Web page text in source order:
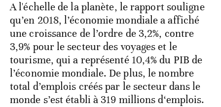
A l'échelle de la planète, le rapport souligne
qu’en 2018, l’économie mondiale a affiché
une croissance de l’ordre de 3,2%, contre
3,9% pour le secteur des voyages et le
tourisme, qui a représenté 10,4% du PIB de
l’économie mondiale. De plus, le nombre
total d’emplois créés par le secteur dans le
monde s’est établi à 319 millions d‘emplois.